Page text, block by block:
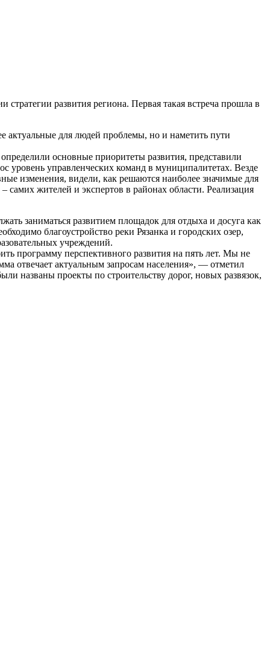
развития региона. Первая такая встреча прошла в
актуальные для людей проблемы, но и наметить пути
основные приоритеты развития, представили
уровень управленческих команд в муниципалитетах. Везде
изменения, видели, как решаются наиболее значимые для
жителей и экспертов в районах области. Реализация
заниматься развитием площадок для отдыха и досуга как
благоустройство реки Рязанка и городских озер,
учреждений.
программу перспективного развития на пять лет. Мы не
отвечает актуальным запросам населения», — отметил
названы проекты по строительству дорог, новых развязок,